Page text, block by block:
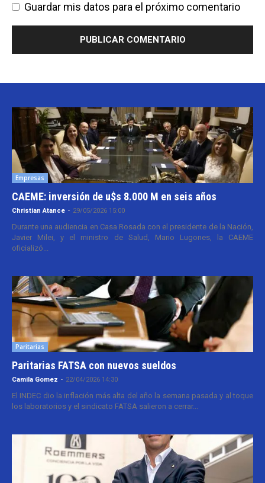
Guardar mis datos para el próximo comentario
Empresas
CAEME: inversión de u$s 8.000 M en seis años
Christian Atance - 29/05/2026 15:00
Durante una audiencia en Casa Rosada con el presidente de la Nación,
Javier Milei, y el ministro de Salud, Mario Lugones, la CAEME
oficializó...
Paritarias
Paritarias FATSA con nuevos sueldos
Camila Gomez - 22/04/2026 14:30
El INDEC dio la inflación más alta del año la semana pasada y al toque
los laboratorios y el sindicato FATSA salieron a cerrar...